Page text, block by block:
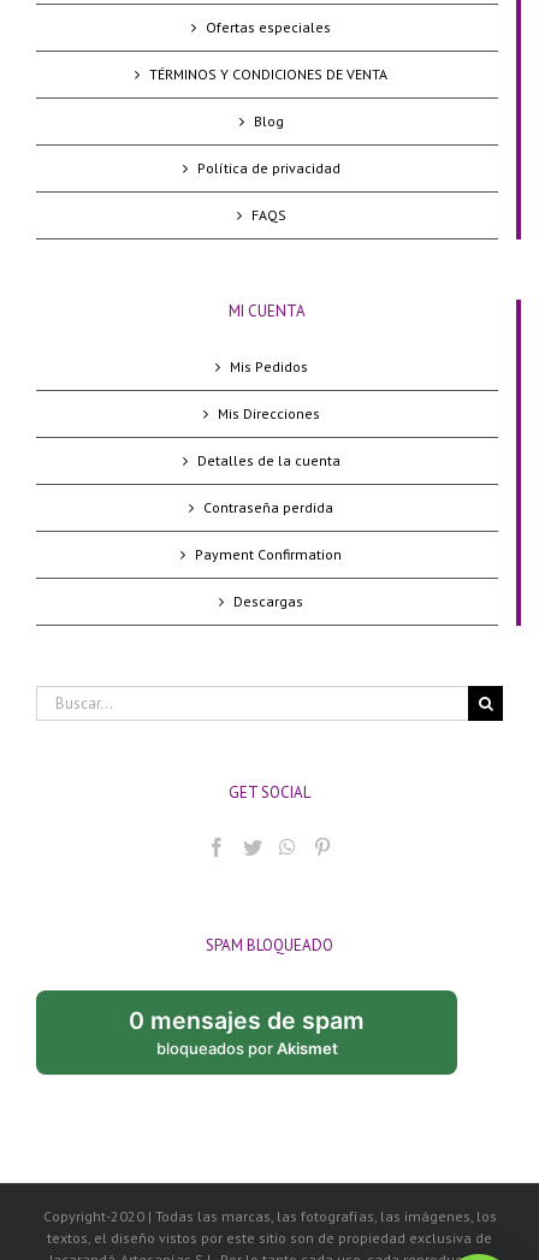
Ofertas especiales
TÉRMINOS Y CONDICIONES DE VENTA
Blog
Política de privacidad
FAQS
MI CUENTA
Mis Pedidos
Mis Direcciones
Detalles de la cuenta
Contraseña perdida
Payment Confirmation
Descargas
Buscar:
GET SOCIAL
SPAM BLOQUEADO
0 mensajes de spam
bloqueados porAkismet
Copyright-2020 | Todas las marcas, las fotografías, las imágenes, los
textos, el diseño vistos por este sitio son de propiedad exclusiva de